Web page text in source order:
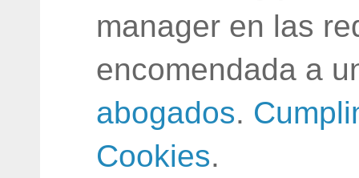
manager en las
encomendada a
abogados.
Cookies.